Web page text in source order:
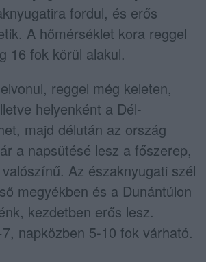
fordul, és erős
A hőmérséklet kora reggel
16 fok körül alakul.
reggel még keleten,
helyenként a Dél-
majd délután az ország
a napsütésé lesz a főszerep,
Az északnyugati szél
megyékben és a Dunántúlon
kezdetben erős lesz.
napközben 5-10 fok várható.